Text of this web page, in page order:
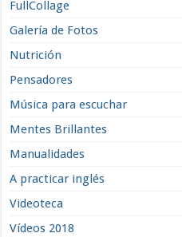
FullCollage
Galería de Fotos
Nutrición
Pensadores
Música para escuchar
Mentes Brillantes
Manualidades
A practicar inglés
Videoteca
Vídeos 2018